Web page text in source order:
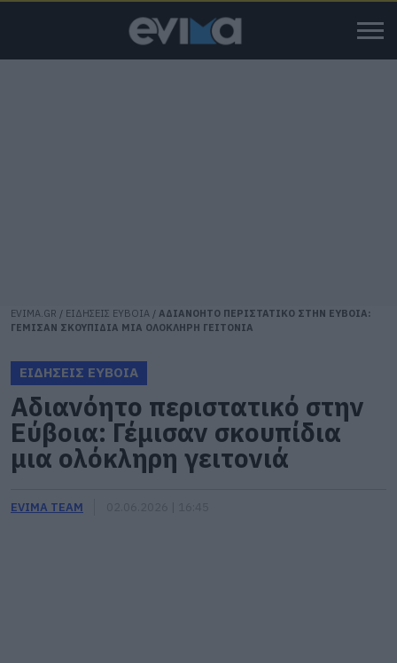
EVIMA.GR / ΕΙΔΗΣΕΙΣ ΕΥΒΟΙΑ / ΑΔΙΑΝΟΗΤΟ ΠΕΡΙΣΤΑΤΙΚΟ ΣΤΗΝ ΕΥΒΟΙΑ:
ΓΕΜΙΣΑΝ ΣΚΟΥΠΙΔΙΑ ΜΙΑ ΟΛΟΚΛΗΡΗ ΓΕΙΤΟΝΙΑ
ΕΙΔΗΣΕΙΣ ΕΥΒΟΙΑ
Αδιανόητο περιστατικό στην
Εύβοια: Γέμισαν σκουπίδια
μια ολόκληρη γειτονιά
EVIMA TEAM